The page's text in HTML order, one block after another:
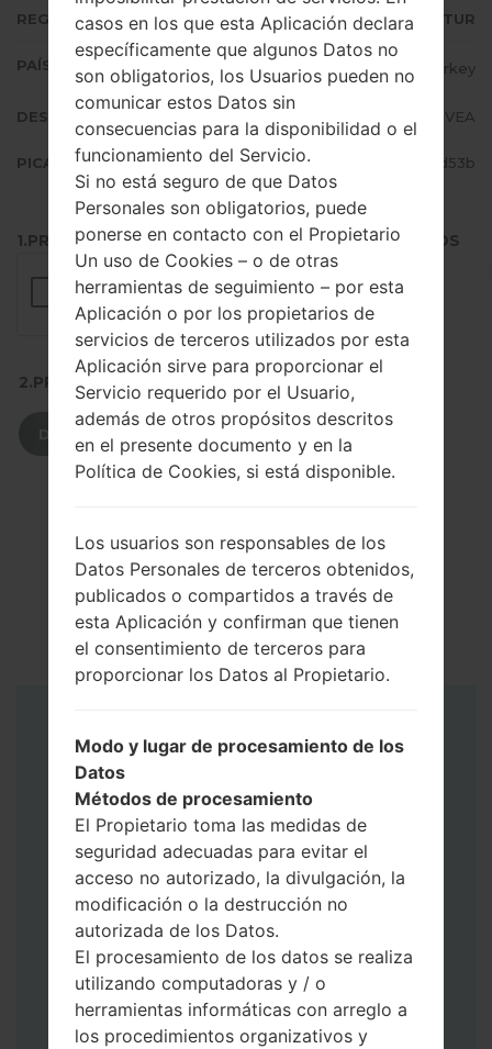
REGIÓN TUR
PAÍS (UN/EL PAÍS) Turkey
DESCRIPCIÓN Turkcell, Vodafone, AVEA
PICADILLO 1c57346294f8dff1259b213a97d2d53b
1.PRESIONE EL BOTÓN PARA CARGAR LOS ARCHIVOS
2.PRESIONE PARA DESCARGAR
DESCARGAR
Instrucciones
casos en los que esta Aplicación declara
específicamente que algunos Datos no
son obligatorios, los Usuarios pueden no
comunicar estos Datos sin
consecuencias para la disponibilidad o el
funcionamiento del Servicio.
Si no está seguro de que Datos
Personales son obligatorios, puede
ponerse en contacto con el Propietario
Un uso de Cookies – o de otras
herramientas de seguimiento – por esta
Aplicación o por los propietarios de
servicios de terceros utilizados por esta
Aplicación sirve para proporcionar el
Servicio requerido por el Usuario,
además de otros propósitos descritos
en el presente documento y en la
Política de Cookies, si está disponible.
Los usuarios son responsables de los
Datos Personales de terceros obtenidos,
publicados o compartidos a través de
esta Aplicación y confirman que tienen
el consentimiento de terceros para
proporcionar los Datos al Propietario.
Modo y lugar de procesamiento de los
Datos
Métodos de procesamiento
El Propietario toma las medidas de
seguridad adecuadas para evitar el
acceso no autorizado, la divulgación, la
modificación o la destrucción no
autorizada de los Datos.
El procesamiento de los datos se realiza
utilizando computadoras y / o
herramientas informáticas con arreglo a
los procedimientos organizativos y